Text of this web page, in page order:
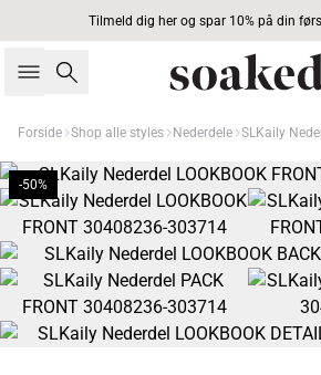
Tilmeld dig her og spar 10% på din
Søg
Forside Shop alle styles Nederdele SLKaily
-50%